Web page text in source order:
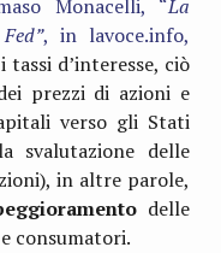
Monacelli, “La
, in lavoce.info,
tassi d’interesse, ciò
prezzi di azioni e
verso gli Stati
svalutazione delle
in altre parole,
delle
consumatori.